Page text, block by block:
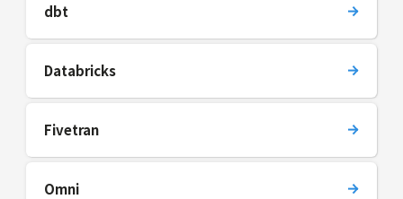
dbt
Databricks
Fivetran
Omni